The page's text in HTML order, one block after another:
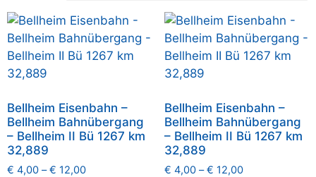
Bellheim Eisenbahn –
Bellheim Bahnübergang
– Bellheim II Bü 1267 km
32,889
€ 4,00 –€ 12,00
Bellheim Eisenbahn –
Bellheim Bahnübergang
– Bellheim II Bü 1267 km
32,889
€ 4,00–€ 12,00